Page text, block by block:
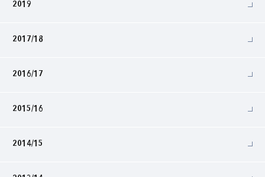
2019
2017/18
2016/17
2015/16
2014/15